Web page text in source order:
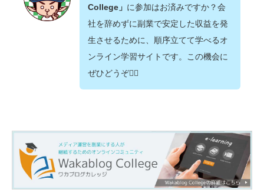
College」 に参加はお済みですか？会
社を辞めずに副業で安定した収益を発
生させるために、順序立てて学べるオ
ンライン学習サイトです。この機会に
ぜひどうぞ💁‍♂️